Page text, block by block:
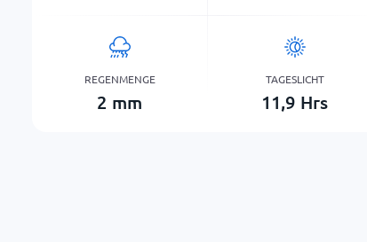
REGENMENGE
2 mm
TAGESLICHT
11,9 Hrs